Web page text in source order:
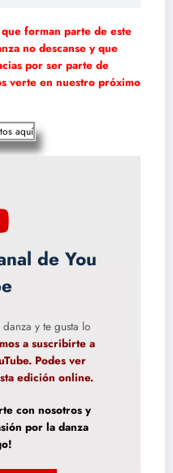
forman parte de este
no descanse y que
por ser parte de
verte en nuestro próximo
aquí
de You
y te gusta lo
a suscribirte a
Podes ver
edición online.
con nosotros y
por la danza